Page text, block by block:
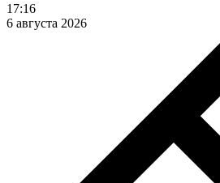
17:16
6 августа 2026